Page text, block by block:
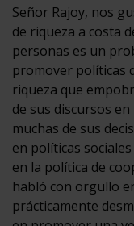
Señor Rajoy, nos
de riqueza a costa
personas es un
promover políticas
riqueza que
de sus discursos
muchas de sus
en políticas
en la política de
habló con orgullo
prácticamente